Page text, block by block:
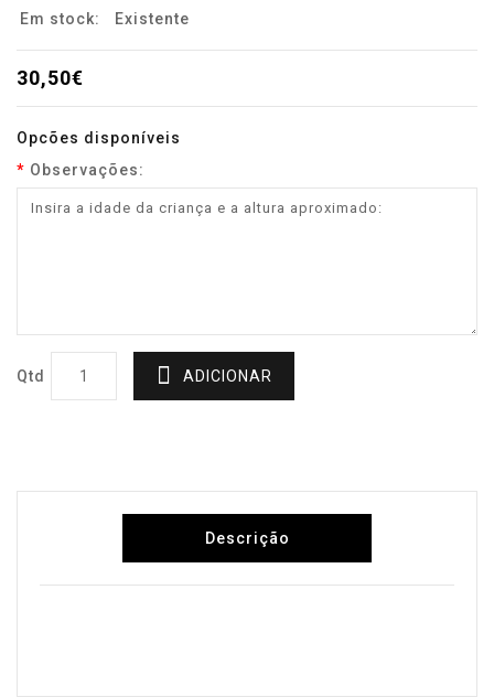
Em stock: Existente
30,50€
Opcões disponíveis
Observações:
Qtd ADICIONAR
Descrição